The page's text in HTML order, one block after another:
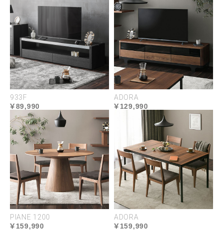
木肌を惹き立てるオープ
ン塗装
表面はオープン塗装でコ
ーティング。汚れや傷を
防ぎながら、木材の持つ
風合いや質感を活かすよ
うに仕上げました。
傷に強い厚手の突板
一般的な突板より厚手の
0.5mm厚を使用。表面の
擦れや破損に強く、木目
本来の美しさも感じられ
ます。
933F
89,990
ADORA
129,990
PIANE 1200
159,990
ADORA
159,990